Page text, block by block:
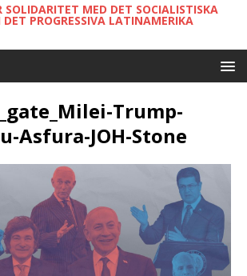
SOLIDARITET MED DET SOCIALISTISKA
DET PROGRESSIVA LATINAMERIKA
Trump-
Asfura-JOH-Stone